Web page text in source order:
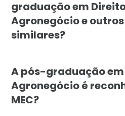
graduação em
Agronegócio e
similares?
A pós-graduação
Agronegócio é
MEC?